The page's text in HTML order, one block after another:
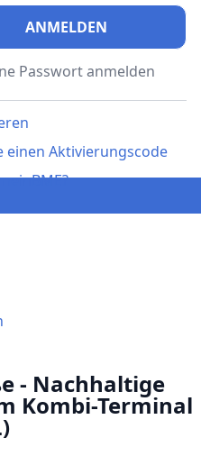
ANMELDEN
Passwort anmelden
einen Aktivierungscode
- Nachhaltige
Kombi-Terminal